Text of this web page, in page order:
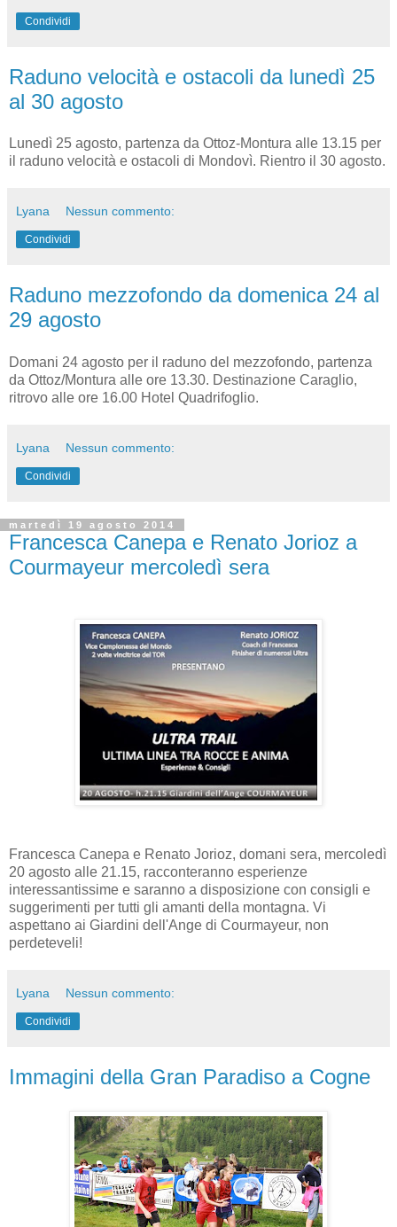
Condividi
Raduno velocità e ostacoli da lunedì 25
al 30 agosto
Lunedì 25 agosto, partenza da Ottoz-Montura alle 13.15 per
il raduno velocità e ostacoli di Mondovì. Rientro il 30 agosto.
Lyana Nessun commento:
Condividi
Raduno mezzofondo da domenica 24 al
29 agosto
Domani 24 agosto per il raduno del mezzofondo, partenza
da Ottoz/Montura alle ore 13.30. Destinazione Caraglio,
ritrovo alle ore 16.00 Hotel Quadrifoglio.
Lyana Nessun commento:
Condividi
martedì 19 agosto 2014
Francesca Canepa e Renato Jorioz a
Courmayeur mercoledì sera
Francesca Canepa e Renato Jorioz, domani sera, mercoledì
20 agosto alle 21.15, racconteranno esperienze
interessantissime e saranno a disposizione con consigli e
suggerimenti per tutti gli amanti della montagna. Vi
aspettano ai Giardini dell'Ange di Courmayeur, non
perdeteveli!
Lyana Nessun commento:
Condividi
Immagini della Gran Paradiso a Cogne